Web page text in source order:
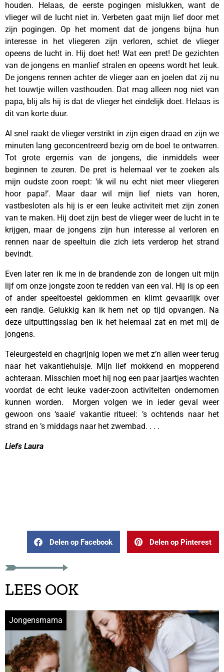
houden. Helaas, de eerste pogingen mislukken, want de
vlieger wil de lucht niet in. Verbeten gaat mijn lief door met
zijn pogingen. Op het moment dat de jongens bijna hun
interesse in het vliegeren zijn verloren, schiet de vlieger
opeens de lucht in. Hij doet het! Wat een pret! De gezichten
van de jongens en manlief stralen en opeens wordt het leuk.
De jongens rennen achter de vlieger aan en joelen dat zij nu
het touwtje willen vasthouden. Dat mag alleen nog niet van
papa, blij als hij is dat de vlieger het eindelijk doet. Helaas is
dit van korte duur.
Al snel raakt de vlieger verstrikt in zijn eigen draad en zijn we
minuten lang geconcentreerd bezig om de boel te ontwarren.
Tot grote ergernis van de jongens, die inmiddels weer
beginnen te zeuren. De pret is helemaal ver te zoeken als
mijn oudste zoon roept: ‘ik wil nu echt niet meer vliegeren
hoor papa!’. Maar daar wil mijn lief niets van horen,
vastbesloten als hij is er een leuke activiteit met zijn zonen
van te maken. Hij doet zijn best de vlieger weer de lucht in te
krijgen, maar de jongens zijn hun interesse al verloren en
rennen naar de speeltuin die zich iets verderop het strand
bevindt.
Even later ren ik me in de brandende zon de longen uit mijn
lijf om onze jongste zoon te redden van een val. Hij is op een
of ander speeltoestel geklommen en klimt gevaarlijk over
een randje. Gelukkig kan ik hem net op tijd opvangen. Na
deze uitputtingsslag ben ik het helemaal zat en met mij de
jongens.
Teleurgesteld en chagrijnig lopen we met z’n allen weer terug
naar het vakantiehuisje. Mijn lief mokkend en mopperend
achteraan. Misschien moet hij nog een paar jaartjes wachten
voordat de echt leuke vader-zoon activiteiten ondernomen
kunnen worden. Morgen volgen we in ieder geval weer
gewoon ons ‘saaie’ vakantie ritueel: ’s ochtends naar het
strand en ’s middags naar het zwembad. . . .
Liefs Laura
Delen op Facebook Delen op Pinterest
LEES OOK
Jongensmama